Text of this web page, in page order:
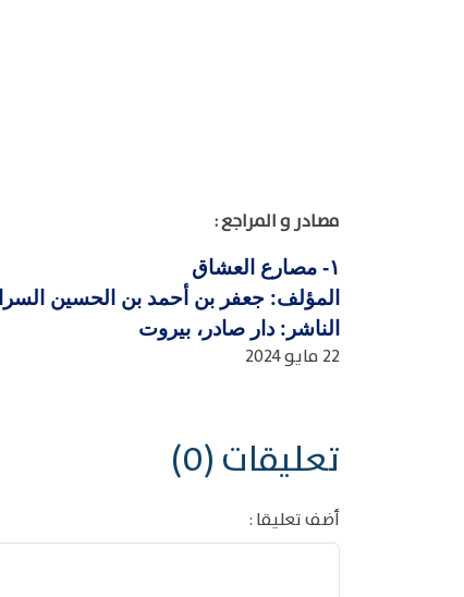
مصادر و المراجع :
١-
مصارع العشاق
المؤلف: جعفر بن أحمد بن الحسين السراج
الناشر: دار صادر، بيروت
22 مايو 2024
تعليقات (0)
أضف تعليقا :